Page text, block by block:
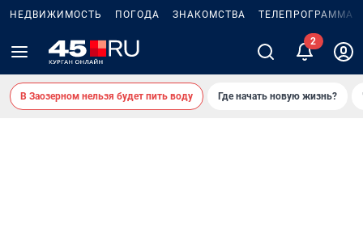
НЕДВИЖИМОСТЬ ПОГОДА ЗНАКОМСТВА ТЕЛЕПРОГРАММА
В Заозерном нельзя будет пить воду Где начать новую жизнь?